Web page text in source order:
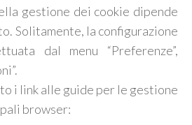
gestione dei cookie dipende
Solitamente, la configurazione
dal menu “Preferenze”,
i link alle guide per le gestione
browser: